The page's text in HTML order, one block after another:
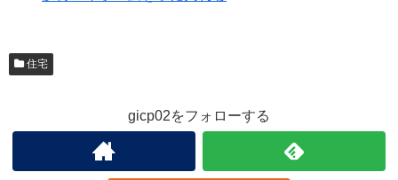
住宅
gicp02をフォローする